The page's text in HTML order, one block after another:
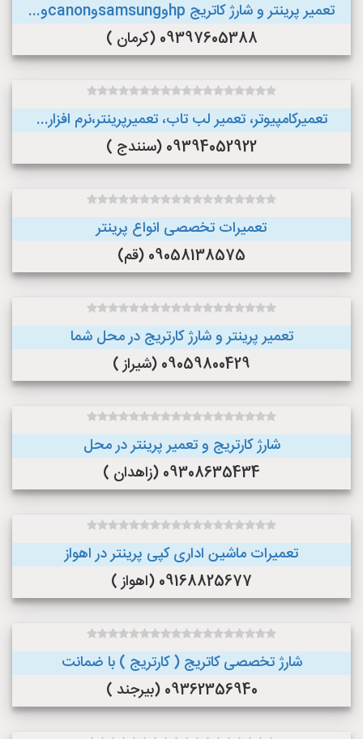
تعمیر پرینتر و شارژ کاتریج hpوsamsungوcanonو...
09397605388 (کرمان )
تعمیرکامپیوتر، تعمیر لب تاب، تعمیرپرینتر،نرم افزار...
09394052922 (سنندج )
تعمیرات تخصصی انواع پرینتر
09058138575 (قم)
تعمیر پرینتر و شارژ کارتریج در محل شما
09059800429 (شیراز )
شارژ کارتریج و تعمیر پرینتر در محل
09308635434 (زاهدان )
تعمیرات ماشین اداری کپی پرینتر در اهواز
09168825677 (اهواز )
شارژ تخصصی کاتریج ( کارتریج ) با ضمانت
09362356940 (بیرجند )